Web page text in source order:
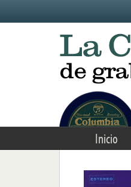
Inicio